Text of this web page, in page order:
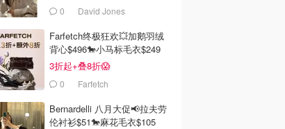
0 David Jones
Farfetch终极狂欢💥加鹅羽绒
背心$496🐎小马标毛衣$249
3折起+叠8折😱
0 Farfetch
Bernardelli 八月大促📢拉夫劳
伦衬衫$51🐎麻花毛衣$105